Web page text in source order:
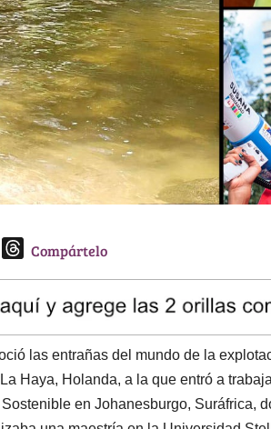
T
e
a
d
s
Compártelo
las entrañas del mundo de la
Haya, Holanda, a la que entró a
en Johanesburgo, Suráfrica,